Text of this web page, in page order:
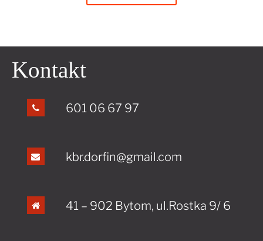
Kontakt
601 06 67 97
kbr.dorfin@gmail.com
41 – 902 Bytom, ul.Rostka 9/ 6